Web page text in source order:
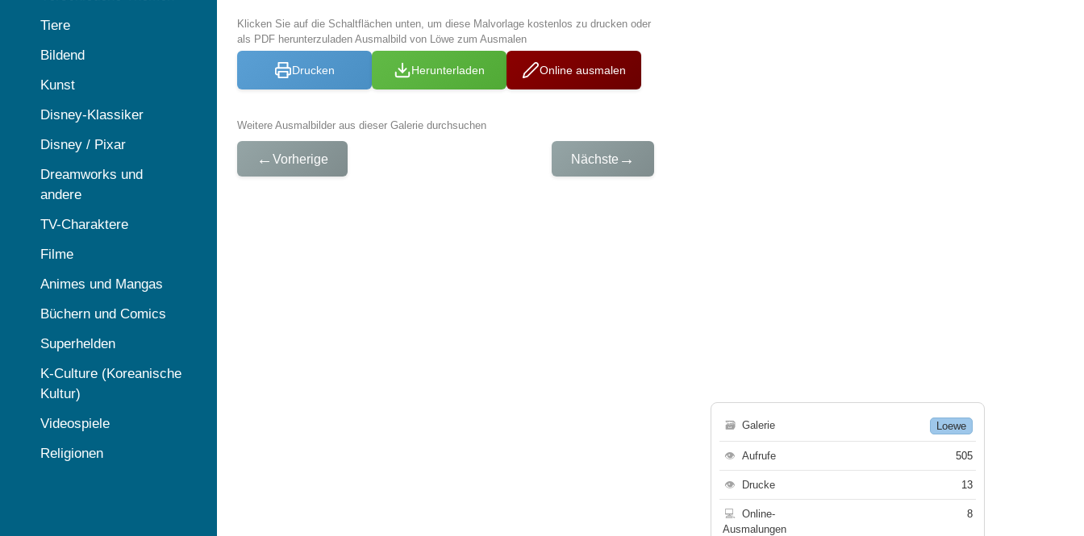
Klicken Sie auf die Schaltflächen unten, um diese Malvorlage kostenlos zu drucken oder
als PDF herunterzuladen Ausmalbild von Löwe zum Ausmalen
Drucken Herunterladen Online ausmalen
Weitere Ausmalbilder aus dieser Galerie durchsuchen
← Vorherige Nächste →
🗃 Galerie Loewe
👁 Aufrufe 505
👁 Drucke 13
💻
Online-
Ausmalungen
8
Tiere
Bildend
Kunst
Disney-Klassiker
Disney / Pixar
Dreamworks und
andere
TV-Charaktere
Filme
Animes und Mangas
Büchern und Comics
Superhelden
K-Culture (Koreanische
Kultur)
Videospiele
Religionen